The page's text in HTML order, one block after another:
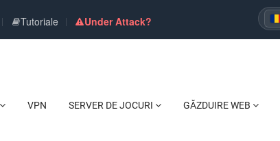
Tutoriale Under Attack?
VPN SERVER DE JOCURI GĂZDUIRE WEB